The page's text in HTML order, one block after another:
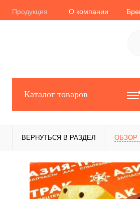
Продукция О компании
Каталог товаров
ВЕРНУТЬСЯ В РАЗДЕЛ ОБЗОР